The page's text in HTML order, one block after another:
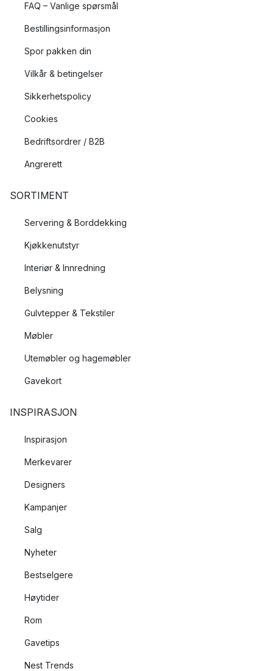
FAQ – Vanlige spørsmål
Bestillingsinformasjon
Spor pakken din
Vilkår & betingelser
Sikkerhetspolicy
Cookies
Bedriftsordrer / B2B
Angrerett
SORTIMENT
Servering & Borddekking
Kjøkkenutstyr
Interiør & Innredning
Belysning
Gulvtepper & Tekstiler
Møbler
Utemøbler og hagemøbler
Gavekort
INSPIRASJON
Inspirasjon
Merkevarer
Designers
Kampanjer
Salg
Nyheter
Bestselgere
Høytider
Rom
Gavetips
Nest Trends